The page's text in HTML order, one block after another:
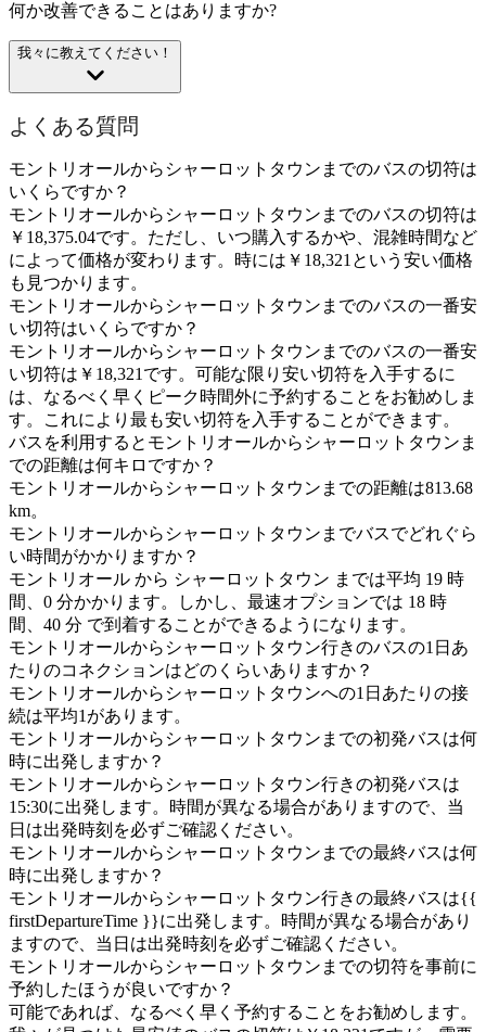
何か改善できることはありますか?
我々に教えてください！
よくある質問
モントリオールからシャーロットタウンまでのバスの切符は
いくらですか？
モントリオールからシャーロットタウンまでのバスの切符は
￥18,375.04です。ただし、いつ購入するかや、混雑時間など
によって価格が変わります。時には￥18,321という安い価格
も見つかります。
モントリオールからシャーロットタウンまでのバスの一番安
い切符はいくらですか？
モントリオールからシャーロットタウンまでのバスの一番安
い切符は￥18,321です。可能な限り安い切符を入手するに
は、なるべく早くピーク時間外に予約することをお勧めしま
す。これにより最も安い切符を入手することができます。
バスを利用するとモントリオールからシャーロットタウンま
での距離は何キロですか？
モントリオールからシャーロットタウンまでの距離は813.68
km。
モントリオールからシャーロットタウンまでバスでどれぐら
い時間がかかりますか？
モントリオール から シャーロットタウン までは平均 19 時
間、0 分かかります。しかし、最速オプションでは 18 時
間、40 分 で到着することができるようになります。
モントリオールからシャーロットタウン行きのバスの1日あ
たりのコネクションはどのくらいありますか？
モントリオールからシャーロットタウンへの1日あたりの接
続は平均1があります。
モントリオールからシャーロットタウンまでの初発バスは何
時に出発しますか？
モントリオールからシャーロットタウン行きの初発バスは
15:30に出発します。時間が異なる場合がありますので、当
日は出発時刻を必ずご確認ください。
モントリオールからシャーロットタウンまでの最終バスは何
時に出発しますか？
モントリオールからシャーロットタウン行きの最終バスは{{
firstDepartureTime }}に出発します。時間が異なる場合があり
ますので、当日は出発時刻を必ずご確認ください。
モントリオールからシャーロットタウンまでの切符を事前に
予約したほうが良いですか？
可能であれば、なるべく早く予約することをお勧めします。